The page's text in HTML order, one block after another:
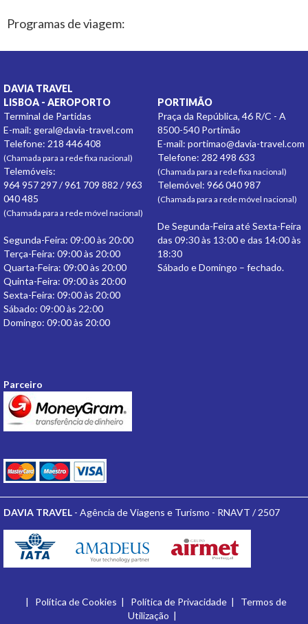
Programas de viagem:
DAVIA TRAVEL
LISBOA - AEROPORTO
Terminal de Partidas
E-mail: geral@davia-travel.com
Telefone: 218 446 408
(Chamada para a rede fixa nacional)
Telemóveis:
964 957 297 / 961 709 882 / 963
040 485
(Chamada para a rede móvel nacional)
Segunda-Feira: 09:00 às 20:00
Terça-Feira: 09:00 às 20:00
Quarta-Feira: 09:00 às 20:00
Quinta-Feira: 09:00 às 20:00
Sexta-Feira: 09:00 às 20:00
Sábado: 09:00 às 22:00
Domingo: 09:00 às 20:00
PORTIMÃO
Praça da República, 46 R/C - A
8500-540 Portimão
E-mail: portimao@davia-travel.com
Telefone: 282 498 633
(Chamada para a rede fixa nacional)
Telemóvel: 966 040 987
(Chamada para a rede móvel nacional)
De Segunda-Feira até Sexta-Feira
das 09:30 às 13:00 e das 14:00 às
18:30
Sábado e Domingo – fechado.
Parceiro
DAVIA TRAVEL - Agência de Viagens e Turismo - RNAVT / 2507
| Política de Cookies | Política de Privacidade |
Termos de
Utilização |